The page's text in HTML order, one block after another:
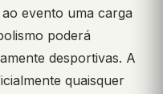
evento uma carga
poderá
desportivas. A
quaisquer